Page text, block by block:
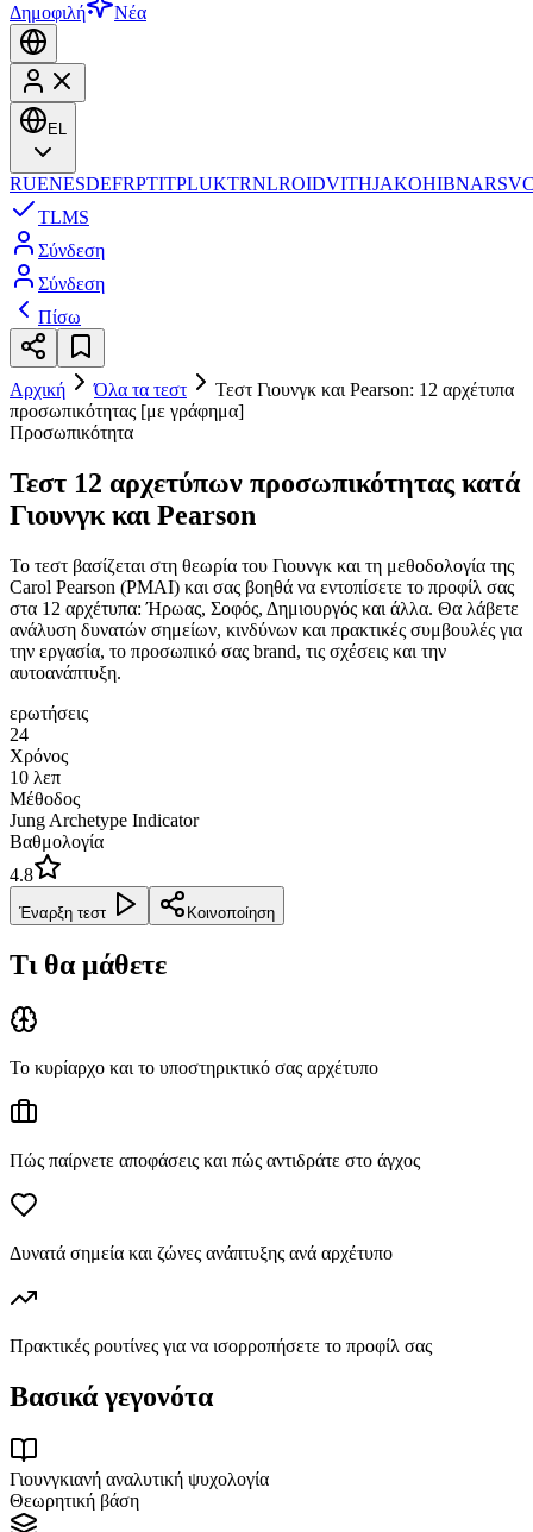
Δημοφιλή
Νέα
EL
RUENESDEFRPTITPLUKTRNLROIDVITHJAKOHIBNARSV
TLMS
Σύνδεση
Σύνδεση
Πίσω
Αρχική Όλα τα τεστ
Τεστ Γιουνγκ και Pearson: 12 αρχέτυπα
προσωπικότητας [με γράφημα]
Προσωπικότητα
Τεστ 12 αρχετύπων προσωπικότητας κατά
Γιουνγκ και Pearson
Το τεστ βασίζεται στη θεωρία του Γιουνγκ και τη μεθοδολογία της
Carol Pearson (PMAI) και σας βοηθά να εντοπίσετε το προφίλ σας
στα 12 αρχέτυπα: Ήρωας, Σοφός, Δημιουργός και άλλα. Θα λάβετε
ανάλυση δυνατών σημείων, κινδύνων και πρακτικές συμβουλές για
την εργασία, το προσωπικό σας brand, τις σχέσεις και την
αυτοανάπτυξη.
ερωτήσεις
24
Χρόνος
10 λεπ
Μέθοδος
Jung Archetype Indicator
Βαθμολογία
4.8
Έναρξη τεστ Κοινοποίηση
Τι θα μάθετε
Το κυρίαρχο και το υποστηρικτικό σας αρχέτυπο
Πώς παίρνετε αποφάσεις και πώς αντιδράτε στο άγχος
Δυνατά σημεία και ζώνες ανάπτυξης ανά αρχέτυπο
Πρακτικές ρουτίνες για να ισορροπήσετε το προφίλ σας
Βασικά γεγονότα
Γιουνγκιανή αναλυτική ψυχολογία
Θεωρητική βάση